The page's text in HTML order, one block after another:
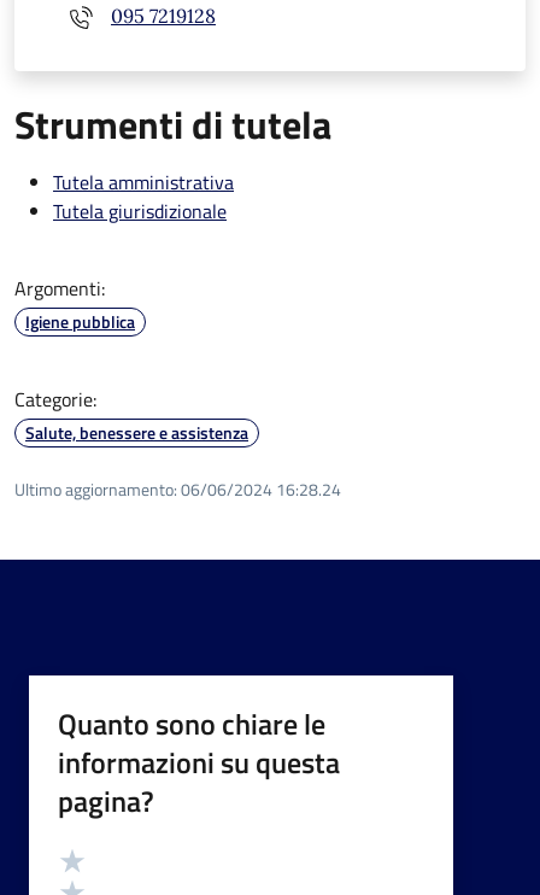
095 7219128
Strumenti di tutela
Tutela amministrativa
Tutela giurisdizionale
Argomenti:
Igiene pubblica
Categorie:
Salute, benessere e assistenza
Ultimo aggiornamento:06/06/2024 16:28.24
Quanto sono chiare le
informazioni su questa
pagina?
Valutazione